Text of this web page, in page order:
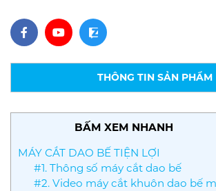
THÔNG TIN SẢN PHẨM
BẤM XEM NHANH
MÁY CẮT DAO BẾ TIỆN LỢI
#1. Thông số máy cắt dao bế
#2. Video máy cắt khuôn dao bế